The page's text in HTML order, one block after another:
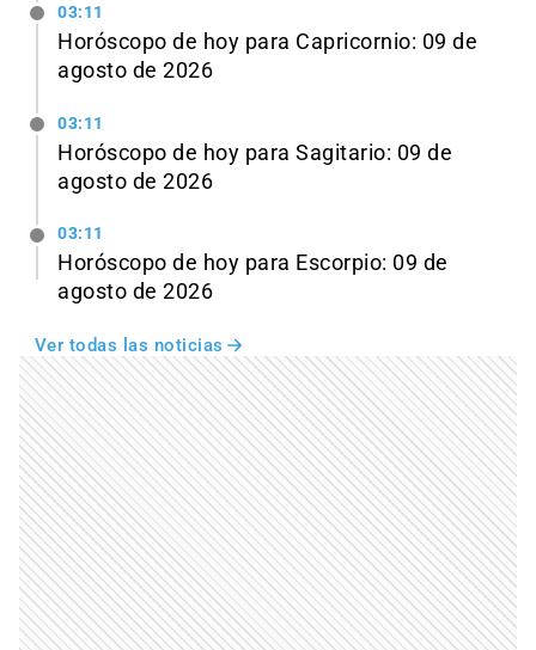
03:11
Horóscopo de hoy para Capricornio: 09 de
agosto de 2026
03:11
Horóscopo de hoy para Sagitario: 09 de
agosto de 2026
03:11
Horóscopo de hoy para Escorpio: 09 de
agosto de 2026
Ver todas las noticias